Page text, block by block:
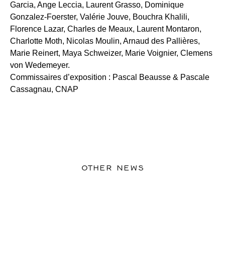
Garcia, Ange Leccia, Laurent Grasso, Dominique
Gonzalez-Foerster, Valérie Jouve, Bouchra Khalili,
Florence Lazar, Charles de Meaux, Laurent Montaron,
Charlotte Moth, Nicolas Moulin, Arnaud des Pallières,
Marie Reinert, Maya Schweizer, Marie Voignier, Clemens
von Wedemeyer.
Commissaires d’exposition : Pascal Beausse & Pascale
Cassagnau, CNAP
OTHER NEWS